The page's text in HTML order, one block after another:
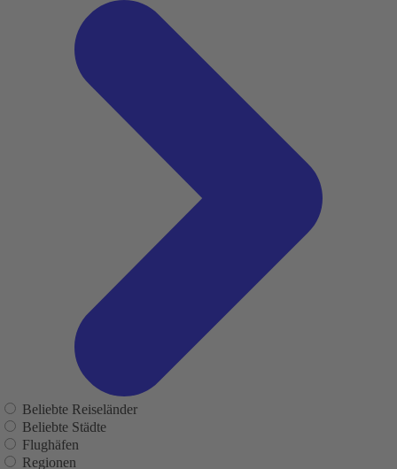
Beliebte Reiseländer
Beliebte Städte
Flughäfen
Regionen